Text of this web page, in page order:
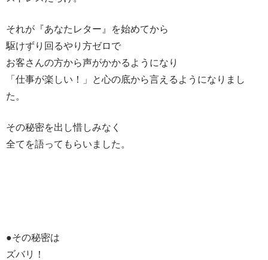
それが『あなたレター』を始めてから
駆けずり回るやり方ゼロで
お客さんの方から声がかかるようになり
「仕事が楽しい！」と心の底から言えるようになりまし
た。
その秘密を出し惜しみなく
全てを語ってもらいました。
●その秘密は
ズバリ！